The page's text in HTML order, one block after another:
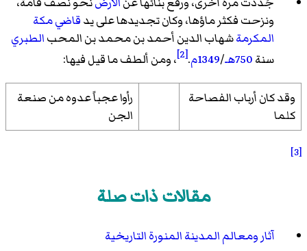
ونزحت فكثر ماؤها، وكان تجديدها على يدقاضيمكة
المكرمةشهاب الدين أحمد بن محمد بن المحبالطبري
سنة750هـ /1349م .
[2] ، ومن ألطف ما قيل فيها:
وقد كان أرباب الفصاحة
كلما
رأوا عجباً عدوه من صنعة
الجن
[3]
مقالات ذات صلة
آثار ومعالم المدينة المنورة التاريخية